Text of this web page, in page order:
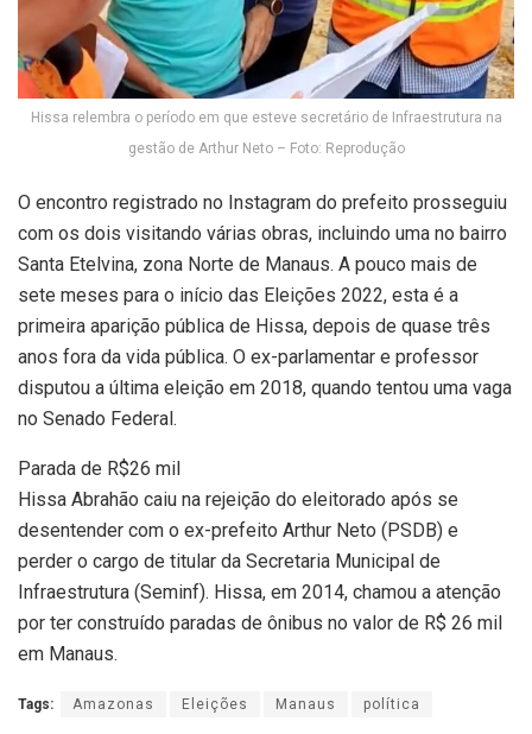
Hissa relembra o período em que esteve secretário de Infraestrutura na
gestão de Arthur Neto – Foto: Reprodução
O encontro registrado no Instagram do prefeito prosseguiu
com os dois visitando várias obras, incluindo uma no bairro
Santa Etelvina, zona Norte de Manaus. A pouco mais de
sete meses para o início das Eleições 2022, esta é a
primeira aparição pública de Hissa, depois de quase três
anos fora da vida pública. O ex-parlamentar e professor
disputou a última eleição em 2018, quando tentou uma vaga
no Senado Federal.
Parada de R$26 mil
Hissa Abrahão caiu na rejeição do eleitorado após se
desentender com o ex-prefeito Arthur Neto (PSDB) e
perder o cargo de titular da Secretaria Municipal de
Infraestrutura (Seminf). Hissa, em 2014, chamou a atenção
por ter construído paradas de ônibus no valor de R$ 26 mil
em Manaus.
Tags: Amazonas Eleições Manaus política